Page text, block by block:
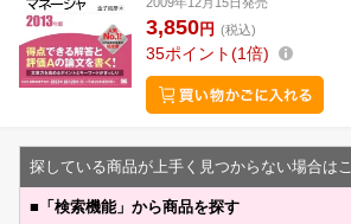
3,850円 (税込)
35ポイント 1倍
探している商品が上手く見つからない場合は
■ 「検索機能」から商品を探す